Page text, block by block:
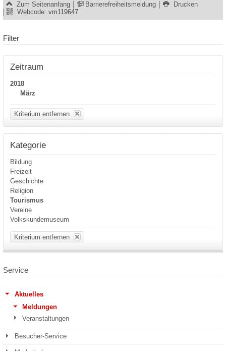
Zum Seitenanfang Barrierefreiheitsmeldung
Drucken
Webcode: vm119647
Filter
Zeitraum
2018
März
Kriterium entfernen
Kategorie
Bildung
Freizeit
Geschichte
Religion
Tourismus
Vereine
Volkskundemuseum
Kriterium entfernen
Service
Aktuelles
Meldungen
Veranstaltungen
Besucher-Service